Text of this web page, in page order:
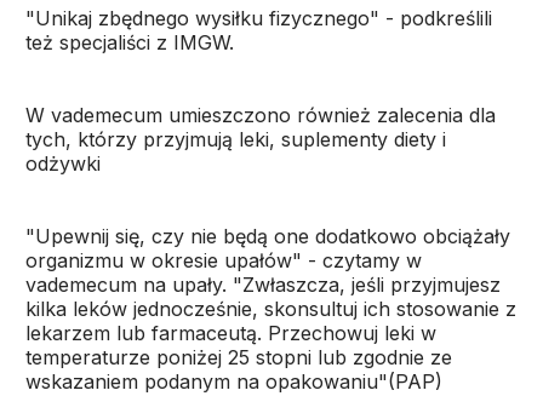
"Unikaj zbędnego wysiłku fizycznego" - podkreślili
też specjaliści z IMGW.
W vademecum umieszczono również zalecenia dla
tych, którzy przyjmują leki, suplementy diety i
odżywki
"Upewnij się, czy nie będą one dodatkowo obciążały
organizmu w okresie upałów" - czytamy w
vademecum na upały. "Zwłaszcza, jeśli przyjmujesz
kilka leków jednocześnie, skonsultuj ich stosowanie z
lekarzem lub farmaceutą. Przechowuj leki w
temperaturze poniżej 25 stopni lub zgodnie ze
wskazaniem podanym na opakowaniu"(PAP)